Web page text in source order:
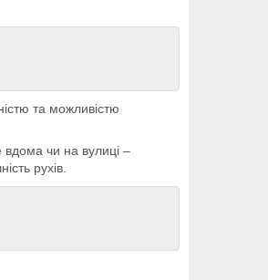
та можливістю
вдома чи на вулиці –
рухів.